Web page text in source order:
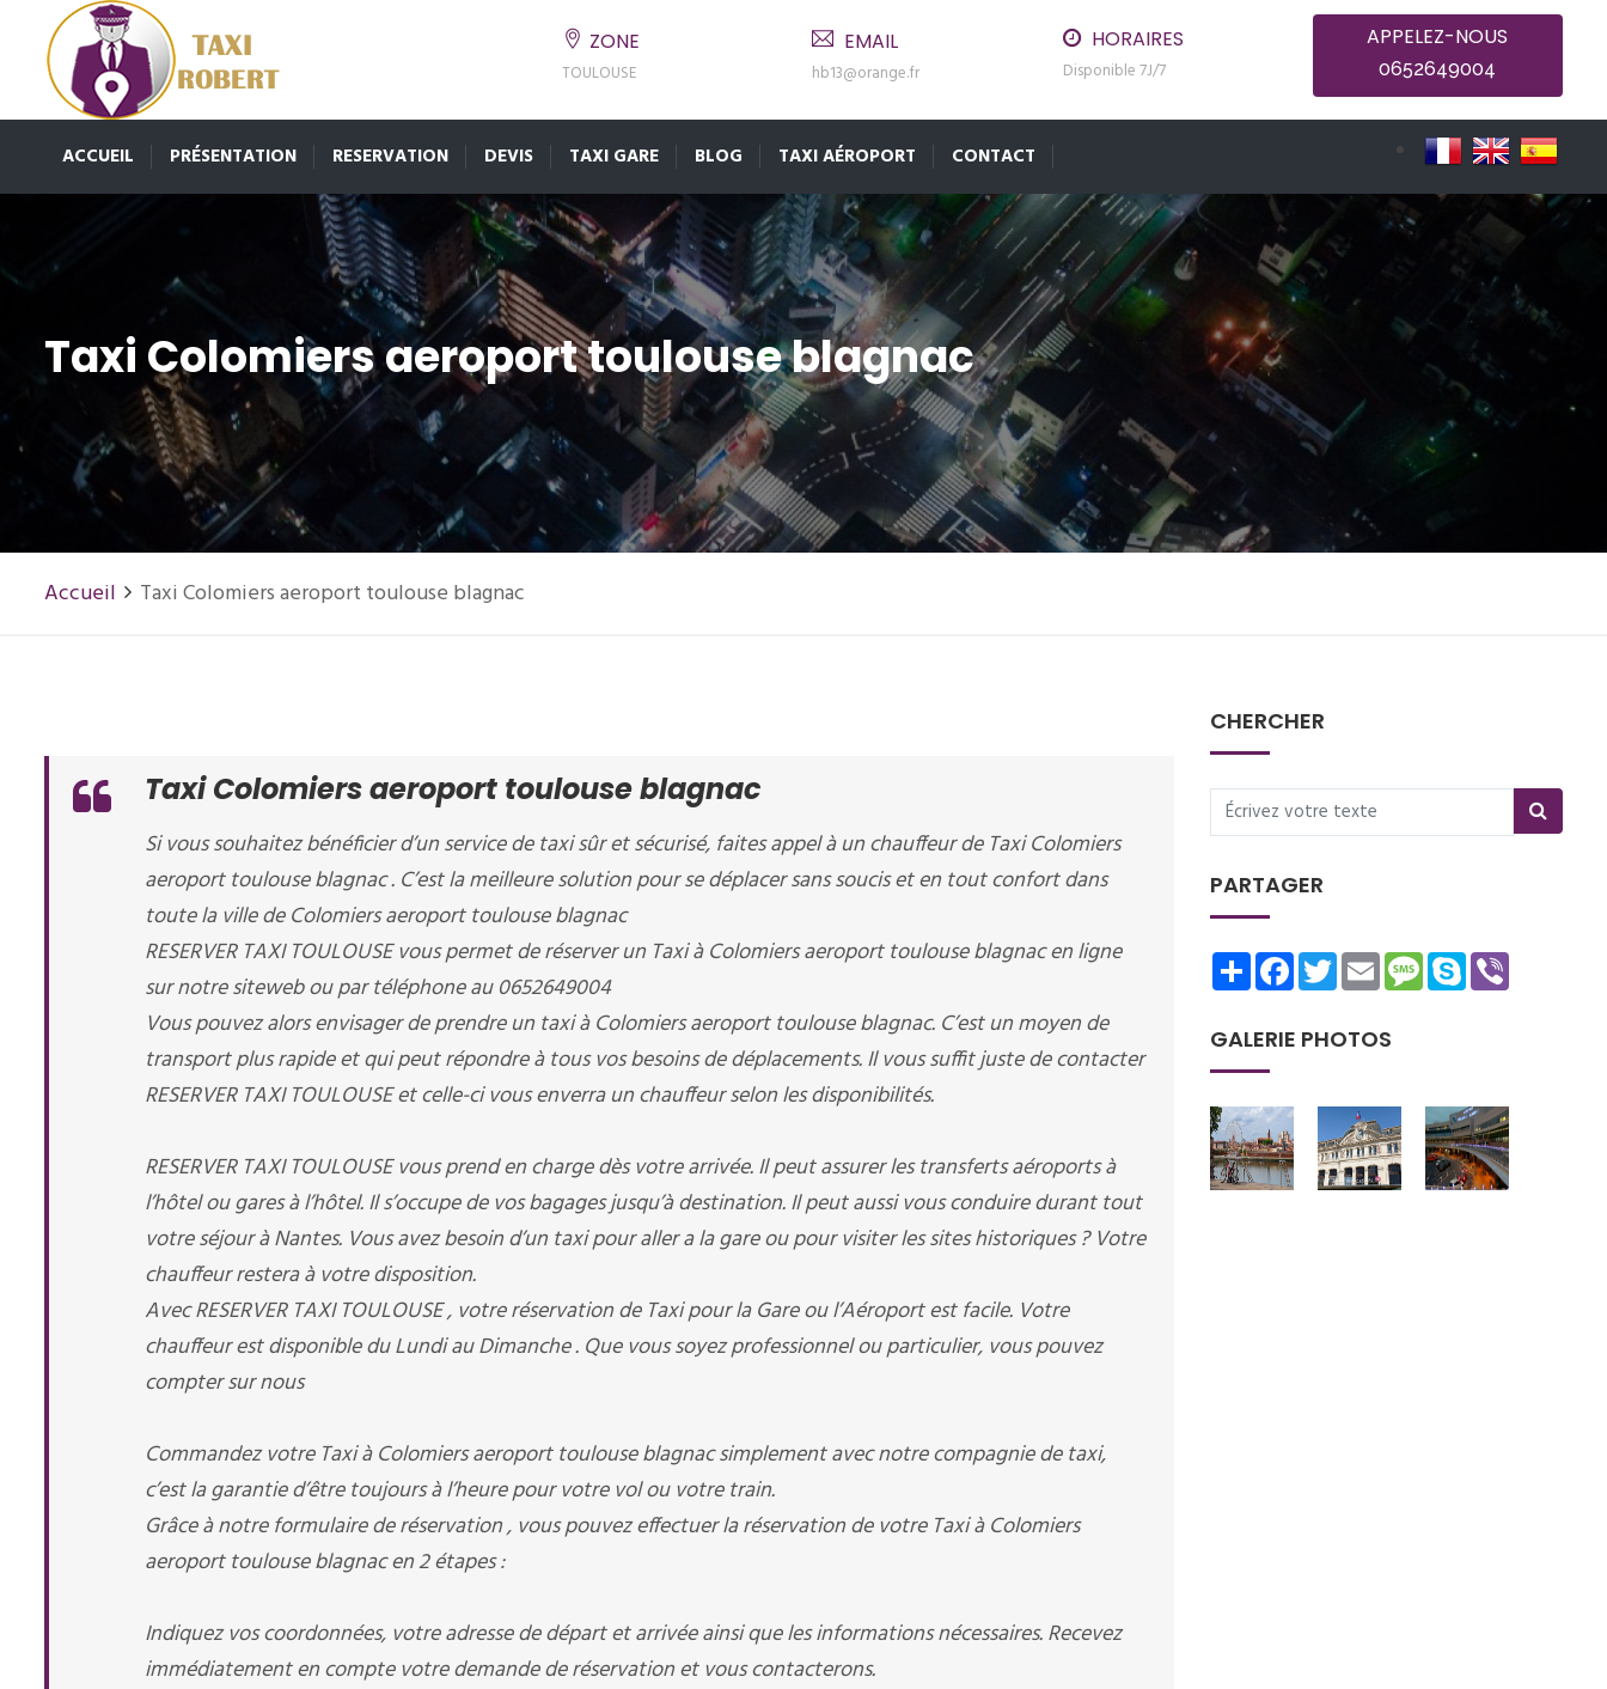
ZONE
TOULOUSE
EMAIL
hb13@orange.fr
HORAIRES
Disponible 7J/7
APPELEZ-NOUS
0652649004
ACCUEIL PRÉSENTATION RESERVATION DEVIS TAXI GARE BLOG TAXI AÉROPORT CONTACT
Taxi Colomiers aeroport toulouse blagnac
Accueil Taxi Colomiers aeroport toulouse blagnac
Taxi Colomiers aeroport toulouse blagnac
Si vous souhaitez bénéficier d’un service de taxi sûr et sécurisé, faites appel à un chauffeur de Taxi Colomiers
aeroport toulouse blagnac . C’est la meilleure solution pour se déplacer sans soucis et en tout confort dans
toute la ville de Colomiers aeroport toulouse blagnac
RESERVER TAXI TOULOUSE vous permet de réserver un Taxi à Colomiers aeroport toulouse blagnac en ligne
sur notre siteweb ou par téléphone au 0652649004
Vous pouvez alors envisager de prendre un taxi à Colomiers aeroport toulouse blagnac. C’est un moyen de
transport plus rapide et qui peut répondre à tous vos besoins de déplacements. Il vous suffit juste de contacter
RESERVER TAXI TOULOUSE et celle-ci vous enverra un chauffeur selon les disponibilités.
RESERVER TAXI TOULOUSE vous prend en charge dès votre arrivée. Il peut assurer les transferts aéroports à
l’hôtel ou gares à l’hôtel. Il s’occupe de vos bagages jusqu’à destination. Il peut aussi vous conduire durant tout
votre séjour à Nantes. Vous avez besoin d’un taxi pour aller a la gare ou pour visiter les sites historiques ? Votre
chauffeur restera à votre disposition.
Avec RESERVER TAXI TOULOUSE , votre réservation de Taxi pour la Gare ou l’Aéroport est facile. Votre
chauffeur est disponible du Lundi au Dimanche . Que vous soyez professionnel ou particulier, vous pouvez
compter sur nous
Commandez votre Taxi à Colomiers aeroport toulouse blagnac simplement avec notre compagnie de taxi,
c’est la garantie d’être toujours à l’heure pour votre vol ou votre train.
Grâce à notre formulaire de réservation , vous pouvez effectuer la réservation de votre Taxi à Colomiers
aeroport toulouse blagnac en 2 étapes :
Indiquez vos coordonnées, votre adresse de départ et arrivée ainsi que les informations nécessaires. Recevez
immédiatement en compte votre demande de réservation et vous contacterons.
CHERCHER
PARTAGER
ShareFacebookTwitterEmailMessage
Skype
GALERIE PHOTOS